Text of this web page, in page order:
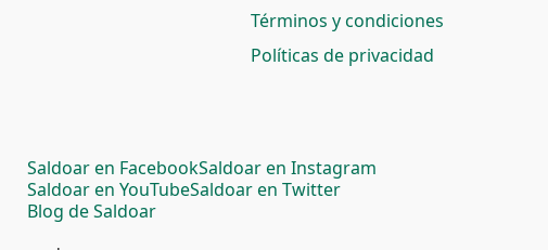
Términos y condiciones
Políticas de privacidad
Saldoar en FacebookSaldoar en Instagram
Saldoar en YouTubeSaldoar en Twitter
Blog de Saldoar